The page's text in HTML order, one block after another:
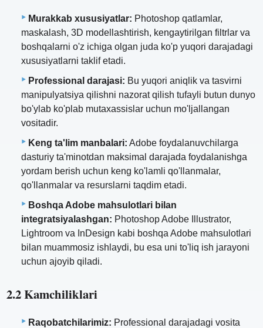
Murakkab xususiyatlar: Photoshop qatlamlar,
maskalash, 3D modellashtirish, kengaytirilgan filtrlar va
boshqalarni o'z ichiga olgan juda ko'p yuqori darajadagi
xususiyatlarni taklif etadi.
Professional darajasi: Bu yuqori aniqlik va tasvirni
manipulyatsiya qilishni nazorat qilish tufayli butun dunyo
bo'ylab ko'plab mutaxassislar uchun mo'ljallangan
vositadir.
Keng ta'lim manbalari: Adobe foydalanuvchilarga
dasturiy ta'minotdan maksimal darajada foydalanishga
yordam berish uchun keng ko'lamli qo'llanmalar,
qo'llanmalar va resurslarni taqdim etadi.
Boshqa Adobe mahsulotlari bilan
integratsiyalashgan: Photoshop Adobe Illustrator,
Lightroom va InDesign kabi boshqa Adobe mahsulotlari
bilan muammosiz ishlaydi, bu esa uni to'liq ish jarayoni
uchun ajoyib qiladi.
2.2 Kamchiliklari
Raqobatchilarimiz: Professional darajadagi vosita